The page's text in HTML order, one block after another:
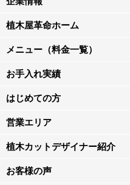
植木屋革命ホーム
メニュー（料金一覧）
お手入れ実績
はじめての方
営業エリア
植木カットデザイナー紹介
お客様の声